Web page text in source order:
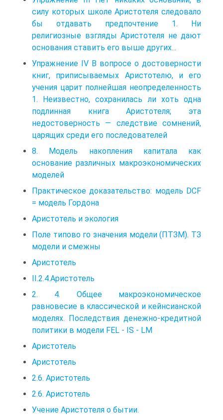
силу которых школе Аристотеля следовало
бы отдавать предпочтение 1. Ни
религиозные взгляды Аристотеля не дают
основания ставить его выше других...
Упражнение IV В вопросе о достоверности
книг, приписываемых Аристотелю, и его
учения царит полнейшая неопределенность
1. Неизвестно, сохранилась ли хоть одна
подлинная книга Аристотеля; эта
недостоверность — следствие сомнений,
царящих среди его последователей
8. Модель накопления капитала как
основание различных макроэкономических
моделей
Практическое доказательство: модель DCF
= модель Гордона
Аристотель и экология
Поле типово го значения модели (ПТЗМ). ТЗ
модели и смежны
Аристотель
II.2.4.Аристотель
2. 4. Общее макроэкономическое
равновесие в классической и кейнсианской
моделях. Последствия денежно‑кредитной
политики в модели FEL - IS - LM
Аристотель
Аристотель
2.6. Аристотель
2.6. Аристотель
Учение Аристотеля о бытии.